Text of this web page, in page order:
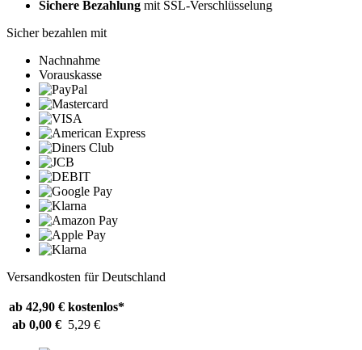
Sichere Bezahlung mit SSL-Verschlüsselung
Sicher bezahlen mit
Nachnahme
Vorauskasse
Versandkosten für Deutschland
ab 42,90 € kostenlos*
ab 0,00 € 5,29 €